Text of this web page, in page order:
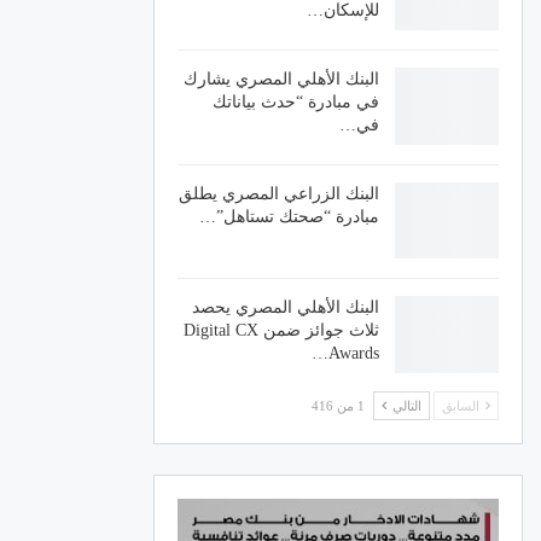
للإسكان…
البنك الأهلي المصري يشارك
في مبادرة “حدث بياناتك
في…
البنك الزراعي المصري يطلق
مبادرة “صحتك تستاهل”…
البنك الأهلي المصري يحصد
ثلاث جوائز ضمن Digital CX
Awards…
السابق التالي 1 من 416